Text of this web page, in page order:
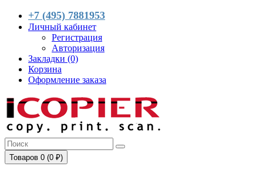
+7 (495) 7881953
Личный кабинет
Регистрация
Авторизация
Закладки (0)
Корзина
Оформление заказа
Товаров 0 (0 ₽)